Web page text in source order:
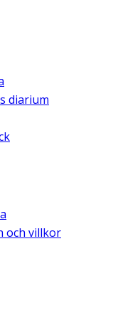
diarium
och villkor